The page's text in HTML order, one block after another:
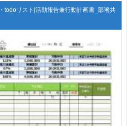
todoリスト|活動報告兼行動計画書_部署共